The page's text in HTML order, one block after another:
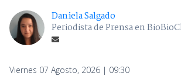
Daniela Salgado
Periodista de Prensa en
Viernes 07 Agosto, 2026 | 09:30